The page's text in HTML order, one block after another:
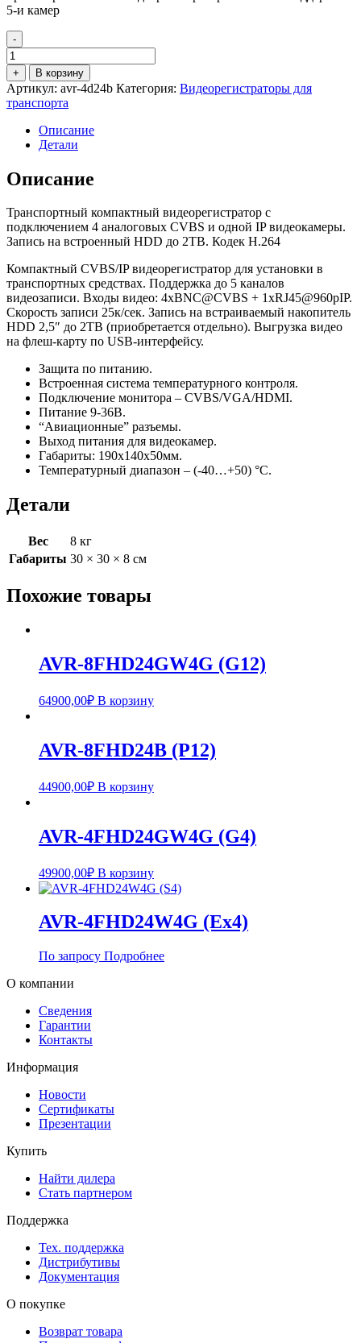
5-и камер
-
Количество
товара
AVR-
4D24B
+ В корзину
Артикул: avr-4d24b Категория: Видеорегистраторы для
транспорта
Описание
Детали
Описание
Транспортный компактный видеорегистратор с
подключением 4 аналоговых CVBS и одной IP видеокамеры.
Запись на встроенный HDD до 2ТВ. Кодек H.264
Компактный CVBS/IP видеорегистратор для установки в
транспортных средствах. Поддержка до 5 каналов
видеозаписи. Входы видео: 4xBNC@CVBS + 1xRJ45@960pIP.
Скорость записи 25к/сек. Запись на встраиваемый накопитель
HDD 2,5″ до 2TB (приобретается отдельно). Выгрузка видео
на флеш-карту по USB-интерфейсу.
Защита по питанию.
Встроенная система температурного контроля.
Подключение монитора – CVBS/VGA/HDMI.
Питание 9-36В.
“Авиационные” разъемы.
Выход питания для видеокамер.
Габариты: 190х140х50мм.
Температурный диапазон – (-40…+50) °С.
Детали
Вес
8 кг
Габариты 30 × 30 × 8 см
Похожие товары
AVR-8FHD24GW4G (G12)
64900,00₽ В корзину
AVR-8FHD24B (P12)
44900,00₽ В корзину
AVR-4FHD24GW4G (G4)
49900,00₽ В корзину
AVR-4FHD24W4G (Ex4)
По запросу Подробнее
О компании
Сведения
Гарантии
Контакты
Информация
Новости
Сертификаты
Презентации
Купить
Найти дилера
Стать партнером
Поддержка
Тех. поддержка
Дистрибутивы
Документация
О покупке
Возврат товара